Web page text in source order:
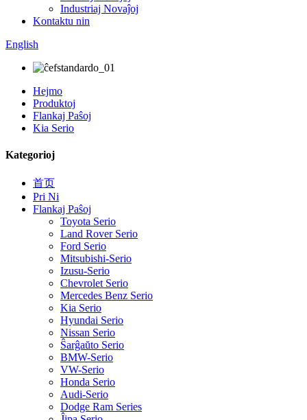
Industriaj Novaĵoj
Kontaktu nin
English
Hejmo
Produktoj
Flankaj Paŝoj
Kia Serio
Kategorioj
首页
Pri Ni
Flankaj Paŝoj
Toyota Serio
Land Rover Serio
Ford Serio
Mitsubishi-Serio
Izusu-Serio
Chevrolet Serio
Mercedes Benz Serio
Kia Serio
Hyundai Serio
Nissan Serio
Ŝarĝaŭto Serio
BMW-Serio
VW-Serio
Honda Serio
Audi-Serio
Dodge Ram Series